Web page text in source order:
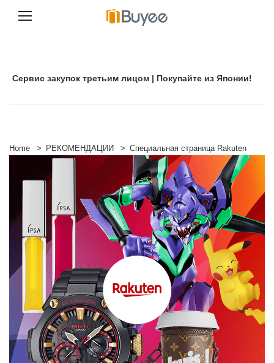
й
д
м
Сервис закупок третьим лицом | Покупайте из Японии!
Home > РЕКОМЕНДАЦИИ > Специальная страница Rakuten